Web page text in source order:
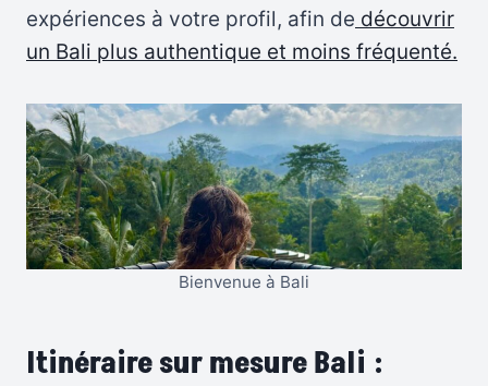
expériences à votre profil, afin de découvrir
un Bali plus authentique et moins fréquenté.
Bienvenue à Bali
Itinéraire sur mesure Bali :